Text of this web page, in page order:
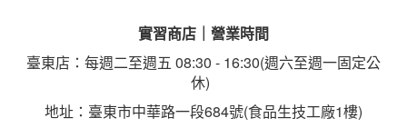
實習商店｜營業時間
臺東店 ： 每週二至週五 08:30 - 16:30(週六至週一固定公
休)
地址：臺東市中華路一段684號(食品生技工廠1樓)